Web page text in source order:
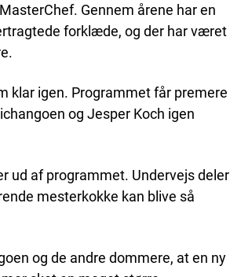
Gennem årene har en
forklæde, og der har været
klar igen. Programmet får premere
og Jesper Koch igen
ud af programmet. Undervejs deler
mesterkokke kan blive så
og de andre dommere, at en ny